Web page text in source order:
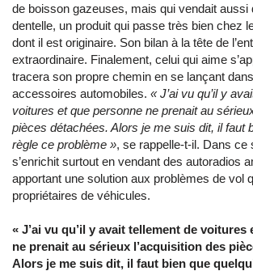
de boisson gazeuses, mais qui vendait aussi
dentelle, un produit qui passe très bien chez
dont il est originaire. Son bilan à la tête de
extraordinaire. Finalement, celui qui aime
tracera son propre chemin en se lançant
accessoires automobiles. « J’ai vu qu’il y
voitures et que personne ne prenait au
pièces détachées. Alors je me suis dit, il faut
règle ce problème », se rappelle-t-il. Dans ce
s’enrichit surtout en vendant des autoradios
apportant une solution aux problèmes de vol
propriétaires de véhicules.
« J’ai vu qu’il y avait tellement de voitures
ne prenait au sérieux l’acquisition des
Alors je me suis dit, il faut bien que